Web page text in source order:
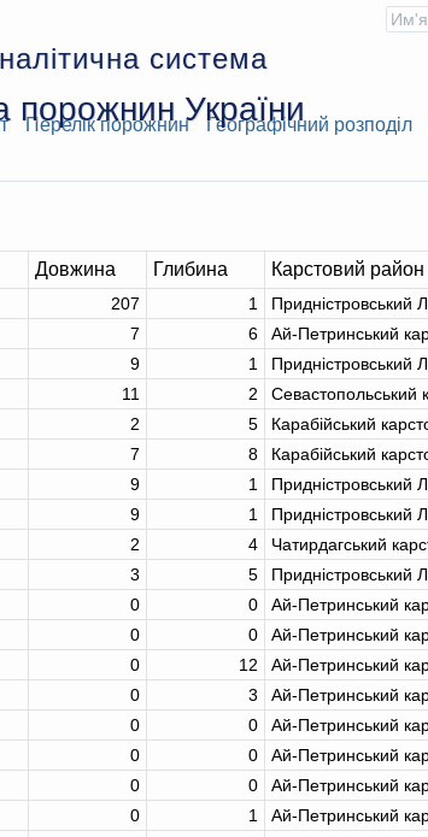
система
порожнин України
Перелік порожнин Географічний розподіл
Довжина Глибина Карстовий район
207 1
Придністровський
7 6
Ай-Петринський
9 1
Придністровський
11 2
Севастопольський
2 5
Карабійський
7 8
Карабійський
9 1
Придністровський
9 1
Придністровський
2 4
Чатирдагський
3 5
Придністровський
0 0
Ай-Петринський
0 0
Ай-Петринський
0 12
Ай-Петринський
0 3
Ай-Петринський
0 0
Ай-Петринський
0 0
Ай-Петринський
0 0
Ай-Петринський
0 1
Ай-Петринський